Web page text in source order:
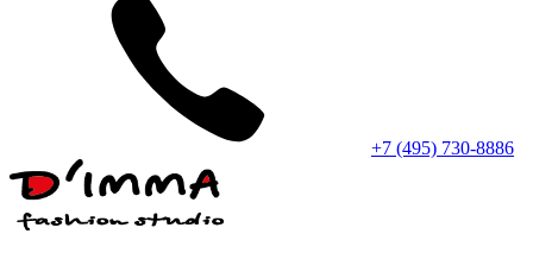
+7 (495) 730-8886